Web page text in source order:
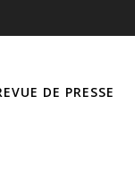
DE PRESSE